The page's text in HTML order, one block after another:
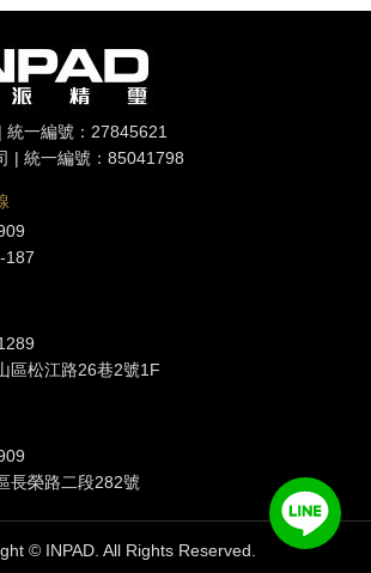
統一編號：27845621
| 統一編號：85041798
187
區松江路26巷2號1F
長榮路二段282號
© INPAD. All Rights Reserved.